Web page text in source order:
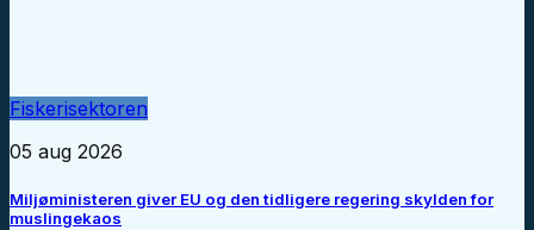
Fiskerisektoren
05 aug 2026
Miljøministeren giver EU og den tidligere regering skylden for
muslingekaos